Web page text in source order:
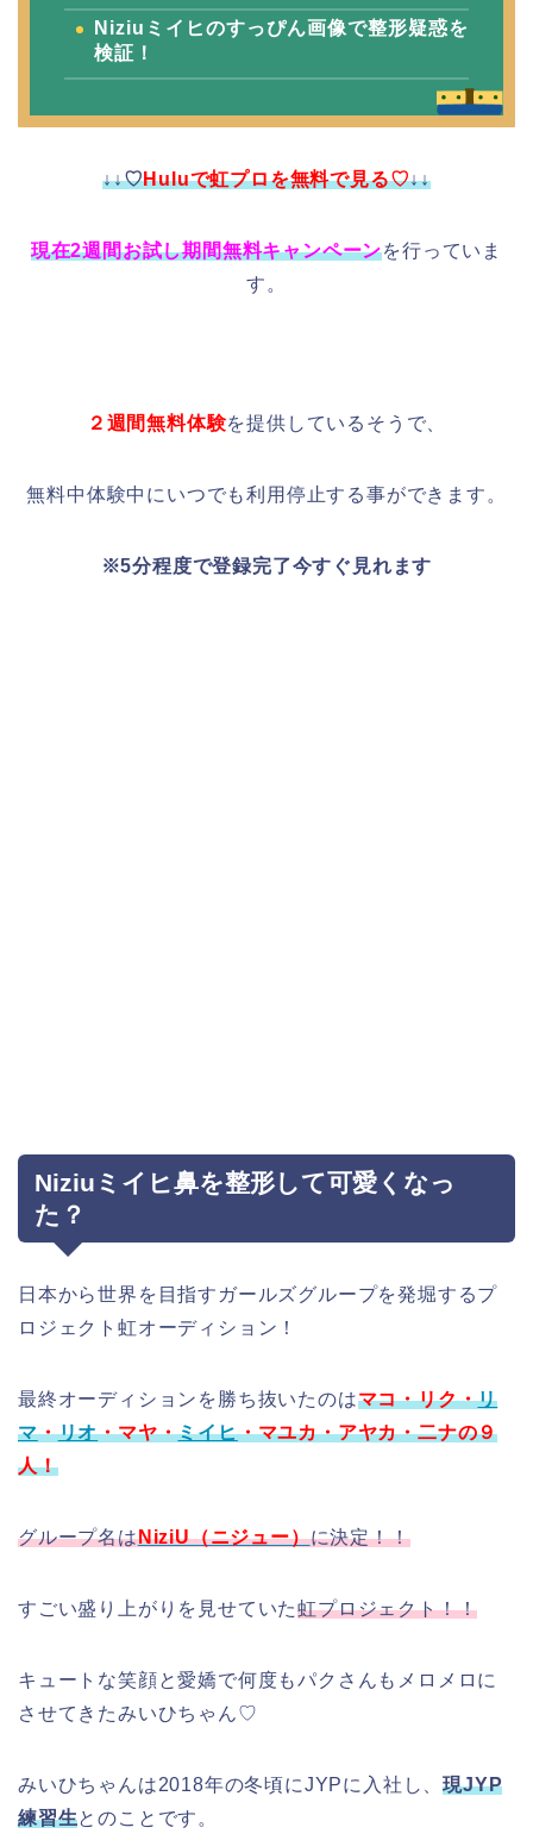
Niziuミイヒのすっぴん画像で整形疑惑を
検証！
↓↓♡Huluで虹プロを無料で見る♡↓↓
現在2週間お試し期間無料キャンペーンを行っていま
す。
２週間無料体験を提供しているそうで、
無料中体験中にいつでも利用停止する事ができます。
※5分程度で登録完了今すぐ見れます
Niziuミイヒ鼻を整形して可愛くなっ
た？
日本から世界を目指すガールズグループを発堀するプ
ロジェクト虹オーディション！
最終オーディションを勝ち抜いたのはマコ・リク・リ
マ・リオ・マヤ・ミイヒ・マユカ・アヤカ・二ナの９
人！
グループ名はNiziU（ニジュー）に決定！！
すごい盛り上がりを見せていた虹プロジェクト！！
キュートな笑顔と愛嬌で何度もパクさんもメロメロに
させてきたみいひちゃん♡
みいひちゃんは2018年の冬頃にJYPに入社し、現JYP
練習生とのことです。